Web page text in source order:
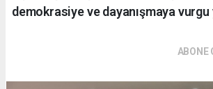
demokrasiye ve dayanışmaya vurgu
ABONE